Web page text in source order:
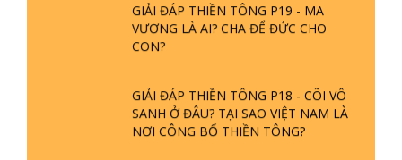
VƯƠNG LÀ AI? CHA ĐỂ ĐỨC CHO
CON?
GIẢI ĐÁP THIỀN TÔNG P18 - CÕI VÔ
SANH Ở ĐÂU? TẠI SAO VIỆT NAM LÀ
NƠI CÔNG BỐ THIỀN TÔNG?